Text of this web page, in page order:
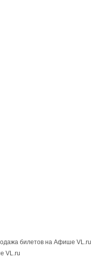
билетов на Афише VL.ru
VL.ru